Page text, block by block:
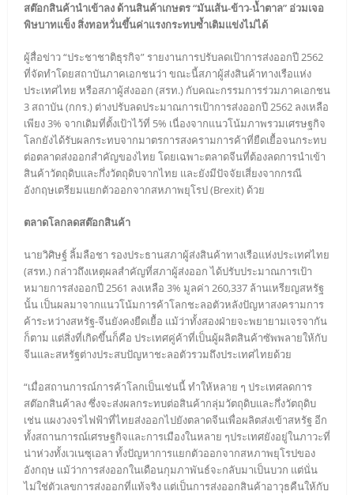
สต๊อกสินค้านำเข้าลง ด้านสินค้าเกษตร “มันเส้น-ข้าว-น้ำตาล” อ่วมเจอ
พิษบาทแข็ง สิ่งทอหวั่นขึ้นค่าแรงกระทบซ้ำเติมแข่งไม่ได้
ผู้สื่อข่าว “ประชาชาติธุรกิจ” รายงานการปรับลดเป้าการส่งออกปี 2562
ที่จัดทำโดยสถาบันภาคเอกชนว่า ขณะนี้สภาผู้ส่งสินค้าทางเรือแห่ง
ประเทศไทย หรือสภาผู้ส่งออก (สรท.) กับคณะกรรมการร่วมภาคเอกชน
3 สถาบัน (กกร.) ต่างปรับลดประมาณการเป้าการส่งออกปี 2562 ลงเหลือ
เพียง 3% จากเดิมที่ตั้งเป้าไว้ที่ 5% เนื่องจากแนวโน้มภาพรวมเศรษฐกิจ
โลกยังได้รับผลกระทบจากมาตรการสงครามการค้าที่ยืดเยื้อจนกระทบ
ต่อตลาดส่งออกสำคัญของไทย โดยเฉพาะตลาดจีนที่ต้องลดการนำเข้า
สินค้าวัตถุดิบและกึ่งวัตถุดิบจากไทย และยังมีปัจจัยเสี่ยงจากกรณี
อังกฤษเตรียมแยกตัวออกจากสหภาพยุโรป (Brexit) ด้วย
ตลาดโลกลดสต๊อกสินค้า
นายวิศิษฐ์ ลิ้มลือชา รองประธานสภาผู้ส่งสินค้าทางเรือแห่งประเทศไทย
(สรท.) กล่าวถึงเหตุผลสำคัญที่สภาผู้ส่งออก ได้ปรับประมาณการเป้า
หมายการส่งออกปี 2561 ลงเหลือ 3% มูลค่า 260,337 ล้านเหรียญสหรัฐ
นั้น เป็นผลมาจากแนวโน้มการค้าโลกชะลอตัวหลังปัญหาสงครามการ
ค้าระหว่างสหรัฐ-จีนยังคงยืดเยื้อ แม้ว่าทั้งสองฝ่ายจะพยายามเจรจากัน
ก็ตาม แต่สิ่งที่เกิดขึ้นก็คือ ประเทศคู่ค้าที่เป็นผู้ผลิตสินค้าซัพพลายให้กับ
จีนและสหรัฐต่างประสบปัญหาชะลอตัวรวมถึงประเทศไทยด้วย
“เมื่อสถานการณ์การค้าโลกเป็นเช่นนี้ ทำให้หลาย ๆ ประเทศลดการ
สต๊อกสินค้าลง ซึ่งจะส่งผลกระทบต่อสินค้ากลุ่มวัตถุดิบและกึ่งวัตถุดิบ
เช่น แผงวงจรไฟฟ้าที่ไทยส่งออกไปยังตลาดจีนเพื่อผลิตส่งเข้าสหรัฐ อีก
ทั้งสถานการณ์เศรษฐกิจและการเมืองในหลาย ๆประเทศยังอยู่ในภาวะที่
น่าห่วงทั้งเวเนซุเอลา ทั้งปัญหาการแยกตัวออกจากสหภาพยุโรปของ
อังกฤษ แม้ว่าการส่งออกในเดือนกุมภาพันธ์จะกลับมาเป็นบวก แต่นั่น
ไม่ใช่ตัวเลขการส่งออกที่แท้จริง แต่เป็นการส่งออกสินค้าอาวุธคืนให้กับ